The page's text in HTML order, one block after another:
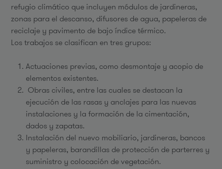
refugio climático que incluyen módulos de jardineras,
zonas para el descanso, difusores de agua, papeleras de
reciclaje y pavimento de bajo índice térmico.
Los trabajos se clasifican en tres grupos:
Actuaciones previas, como desmontaje y acopio de
elementos existentes.
Obras civiles, entre las cuales se destacan la
ejecución de las rasas y anclajes para las nuevas
instalaciones y la formación de la cimentación,
dados y zapatas.
Instalación del nuevo mobiliario, jardineras, bancos
y papeleras, barandillas de protección de parterres y
suministro y colocación de vegetación.